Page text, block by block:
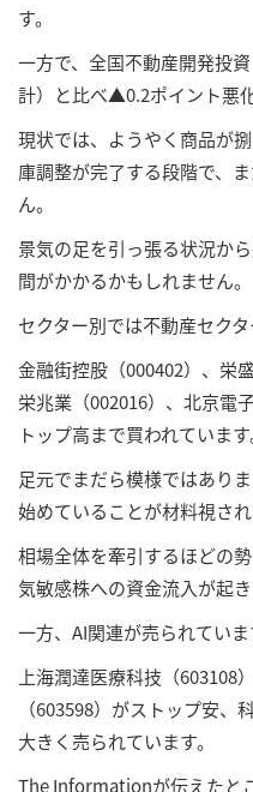
す。
一方で、全国不動産開発投
計）と比べ▲0.2ポイント悪
現状では、ようやく商品が
庫調整が完了する段階で、
ん。
景気の足を引っ張る状況か
間がかかるかもしれません。
セクター別では不動産セクタ
金融街控股（000402）、栄
栄兆業（002016）、北京電
トップ高まで買われています
足元でまだら模様ではあり
始めていることが材料視され
相場全体を牽引するほどの
気敏感株への資金流入が起き
一方、AI関連が売られていま
上海潤達医療科技（603108
（603598）がストップ安、
大きく売られています。
The Informationが伝えたと